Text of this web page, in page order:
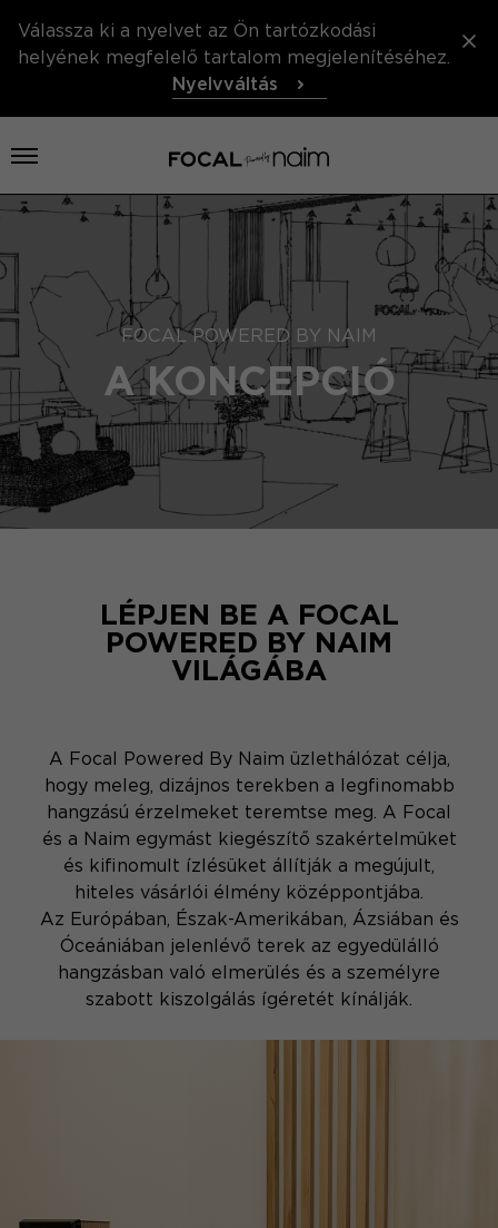
Válassza ki a nyelvet az Ön tartózkodási
helyének megfelelő tartalom megjelenítéséhez.
Nyelvváltás
Menü megnyitása
FOCAL POWERED BY NAIM
A KONCEPCIÓ
LÉPJEN BE A FOCAL
POWERED BY NAIM
VILÁGÁBA
A Focal Powered By Naim üzlethálózat célja,
hogy meleg, dizájnos terekben a legfinomabb
hangzású érzelmeket teremtse meg. A Focal
és a Naim egymást kiegészítő szakértelmüket
és kifinomult ízlésüket állítják a megújult,
hiteles vásárlói élmény középpontjába.
Az Európában, Észak-Amerikában, Ázsiában és
Óceániában jelenlévő terek az egyedülálló
hangzásban való elmerülés és a személyre
szabott kiszolgálás ígéretét kínálják.